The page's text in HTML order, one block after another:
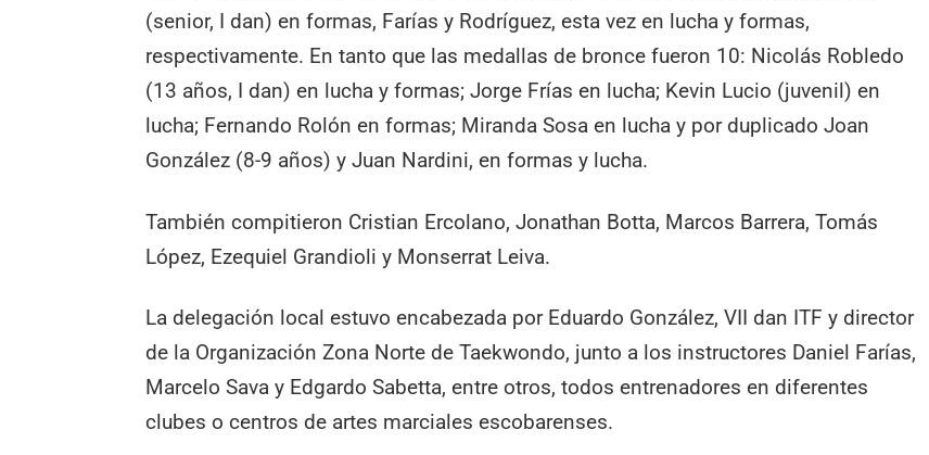
(senior, I dan) en formas, Farías y Rodríguez, esta vez en lucha y formas,
respectivamente. En tanto que las medallas de bronce fueron 10: Nicolás Robledo
(13 años, I dan) en lucha y formas; Jorge Frías en lucha; Kevin Lucio (juvenil) en
lucha; Fernando Rolón en formas; Miranda Sosa en lucha y por duplicado Joan
González (8-9 años) y Juan Nardini, en formas y lucha.
También compitieron Cristian Ercolano, Jonathan Botta, Marcos Barrera, Tomás
López, Ezequiel Grandioli y Monserrat Leiva.
La delegación local estuvo encabezada por Eduardo González, VII dan ITF y director
de la Organización Zona Norte de Taekwondo, junto a los instructores Daniel Farías,
Marcelo Sava y Edgardo Sabetta, entre otros, todos entrenadores en diferentes
clubes o centros de artes marciales escobarenses.